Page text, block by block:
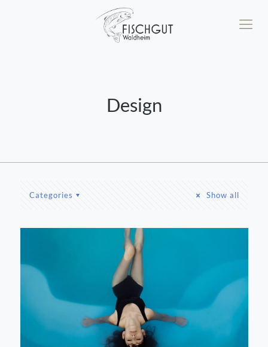
Design
Categories Show all